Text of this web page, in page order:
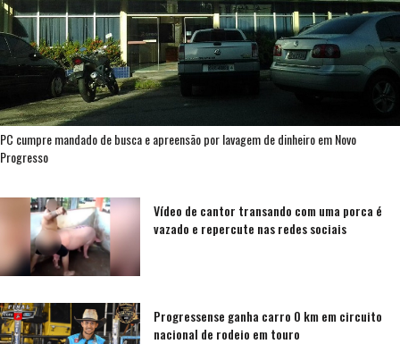
PC cumpre mandado de busca e apreensão por lavagem de dinheiro em Novo
Progresso
Vídeo de cantor transando com uma porca é
vazado e repercute nas redes sociais
Progressense ganha carro 0 km em circuito
nacional de rodeio em touro